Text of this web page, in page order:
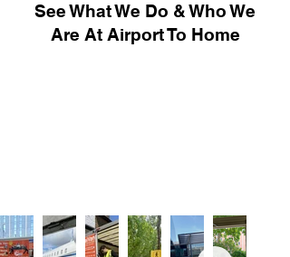
See What We Do & Who We
Are At Airport To Home